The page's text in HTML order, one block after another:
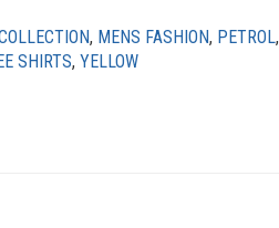
, MENS FASHION, PETROL,
SHIRTS, YELLOW